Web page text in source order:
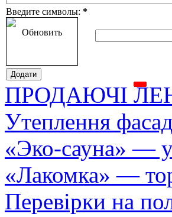
Введите символы: *
Обновить
ПРОДАЮЧІ
Утеплення
«Эко-сауна» —
«Лакомка» —
Перевірки на